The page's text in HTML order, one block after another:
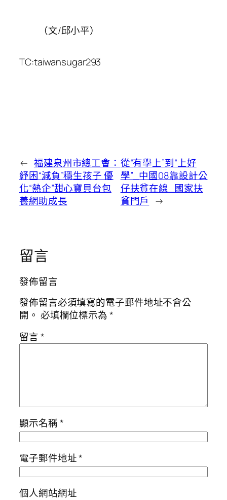
（文/邱小平）
TC:taiwansugar293
← 福建泉州市總工會：
紓困“減負”穩生孩子 優
化“熱企”甜心寶貝台包
養網助成長
從“有學上”到“上好
學”_中國08靠設計公
仔扶貧在線_國家扶
貧門戶
→
留言
發佈留言
發佈留言必須填寫的電子郵件地址不會公
開。 必填欄位標示為*
留言*
顯示名稱*
電子郵件地址*
個人網站網址